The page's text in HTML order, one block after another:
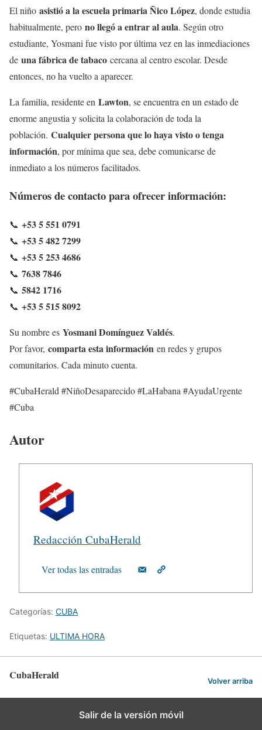
El niño asistió a la escuela primaria Ñico López, donde estudia
habitualmente, pero no llegó a entrar al aula. Según otro
estudiante, Yosmani fue visto por última vez en las inmediaciones
de una fábrica de tabaco cercana al centro escolar. Desde
entonces, no ha vuelto a aparecer.
La familia, residente en Lawton, se encuentra en un estado de
enorme angustia y solicita la colaboración de toda la
población. Cualquier persona que lo haya visto o tenga
información, por mínima que sea, debe comunicarse de
inmediato a los números facilitados.
Números de contacto para ofrecer información:
📞 +53 5 551 0791
📞 +53 5 482 7299
📞 +53 5 253 4686
📞 7638 7846
📞 5842 1716
📞 +53 5 515 8092
Su nombre es Yosmani Domínguez Valdés.
Por favor, comparta esta información en redes y grupos
comunitarios. Cada minuto cuenta.
#CubaHerald #NiñoDesaparecido #LaHabana #AyudaUrgente
#Cuba
Autor
Redacción CubaHerald
Ver todas las entradas
Categorías: CUBA
Etiquetas: ULTIMA HORA
CubaHerald Volver arriba
Salir de la versión móvil